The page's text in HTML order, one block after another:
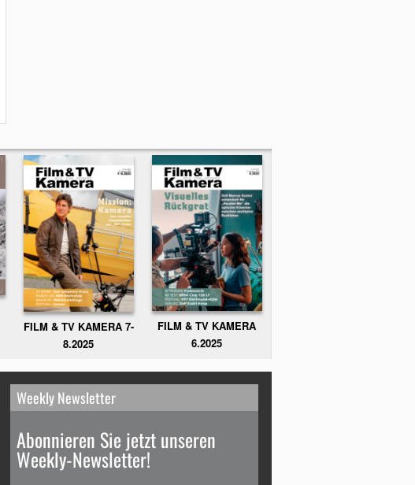
FILM & TV KAMERA 7-
8.2025
FILM & TV KAMERA
6.2025
Weekly Newsletter
Abonnieren Sie jetzt unseren
Weekly-Newsletter!